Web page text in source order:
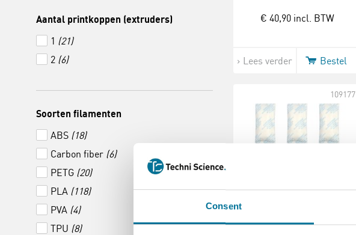
Consent
Aantal printkoppen (extruders)
1 (21)
2 (6)
Soorten filamenten
ABS (18)
Carbon fiber (6)
PETG (20)
PLA (118)
PVA (4)
TPU (8)
€ 40,90 incl. BTW
Lees verder Bestel
Bambu Lab |
109177